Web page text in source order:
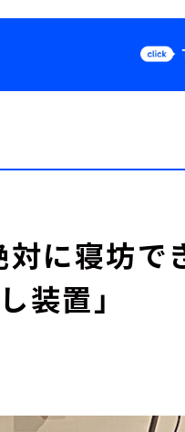
Podcast
に寝坊で
装置」